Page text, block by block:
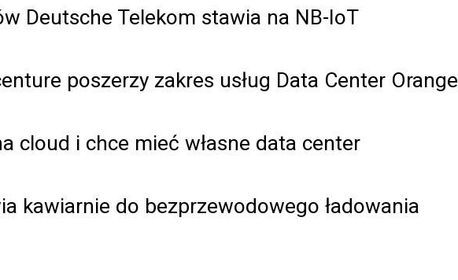
Deutsche Telekom stawia na NB-IoT
poszerzy zakres usług Data Center Orange
cloud i chce mieć własne data center
kawiarnie do bezprzewodowego ładowania